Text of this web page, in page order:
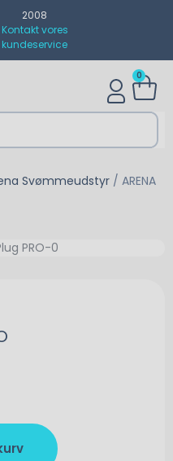
2008
Kontakt vores
kundeservice
0
Svømmeudstyr / ARENA